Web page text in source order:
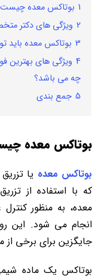
1 بوتاکس معده
2 ویژگی های دکتر
3 بوتاکس معده
4 ویژگی ‌های بهترین
چه می باشد؟
5 جمع بندی
بوتاکس معده
بوتاکس معده یا
که با استفاده از
معده، به منظور
انجام می ‌شود. این
جایگزین برای برخی از